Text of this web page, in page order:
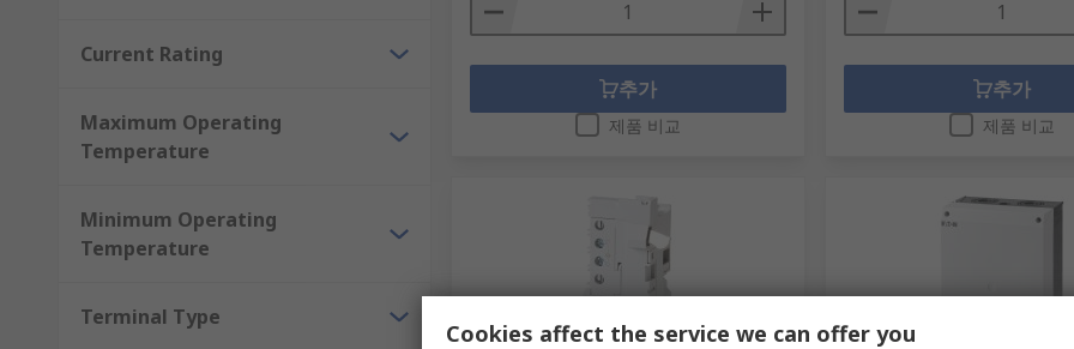
Current Rating
Maximum Operating
Temperature
Minimum Operating
Temperature
Terminal Type
추가
제품 비교
추가
제품 비교
Cookies affect the service we can offer you